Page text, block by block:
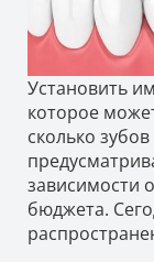
Установить
которое
сколько
зависимости
бюджета.